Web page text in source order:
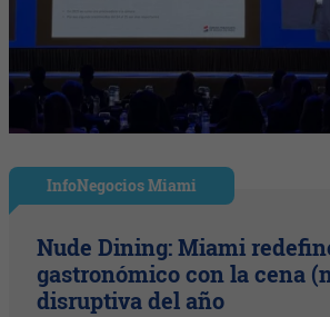
InfoNegocios Miami
Nude Dining: Miami
gastronómico con la cena
disruptiva del año